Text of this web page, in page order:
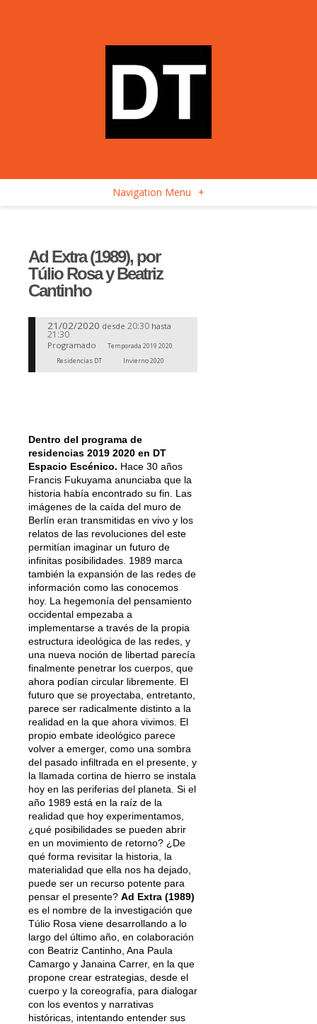
Navigation Menu +
Ad Extra (1989), por
Túlio Rosa y Beatriz
Cantinho
21/02/2020 desde 20:30 hasta
21:30
Programado
Temporada 2019 2020
Residencias DT
Invierno 2020
Dentro del programa de
residencias 2019 2020 en DT
Espacio Escénico. Hace 30 años
Francis Fukuyama anunciaba que la
historia había encontrado su fin. Las
imágenes de la caída del muro de
Berlín eran transmitidas en vivo y los
relatos de las revoluciones del este
permitían imaginar un futuro de
infinitas posibilidades. 1989 marca
también la expansión de las redes de
información como las conocemos
hoy. La hegemonía del pensamiento
occidental empezaba a
implementarse a través de la propia
estructura ideológica de las redes, y
una nueva noción de libertad parecía
finalmente penetrar los cuerpos, que
ahora podían circular libremente. El
futuro que se proyectaba, entretanto,
parece ser radicalmente distinto a la
realidad en la que ahora vivimos. El
propio embate ideológico parece
volver a emerger, como una sombra
del pasado infiltrada en el presente, y
la llamada cortina de hierro se instala
hoy en las periferias del planeta. Si el
año 1989 está en la raíz de la
realidad que hoy experimentamos,
¿qué posibilidades se pueden abrir
en un movimiento de retorno? ¿De
qué forma revisitar la historia, la
materialidad que ella nos ha dejado,
puede ser un recurso potente para
pensar el presente? Ad Extra (1989)
es el nombre de la investigación que
Túlio Rosa viene desarrollando a lo
largo del último año, en colaboración
con Beatriz Cantinho, Ana Paula
Camargo y Janaina Carrer, en la que
propone crear estrategias, desde el
cuerpo y la coreografía, para dialogar
con los eventos y narrativas
históricas, intentando entender sus